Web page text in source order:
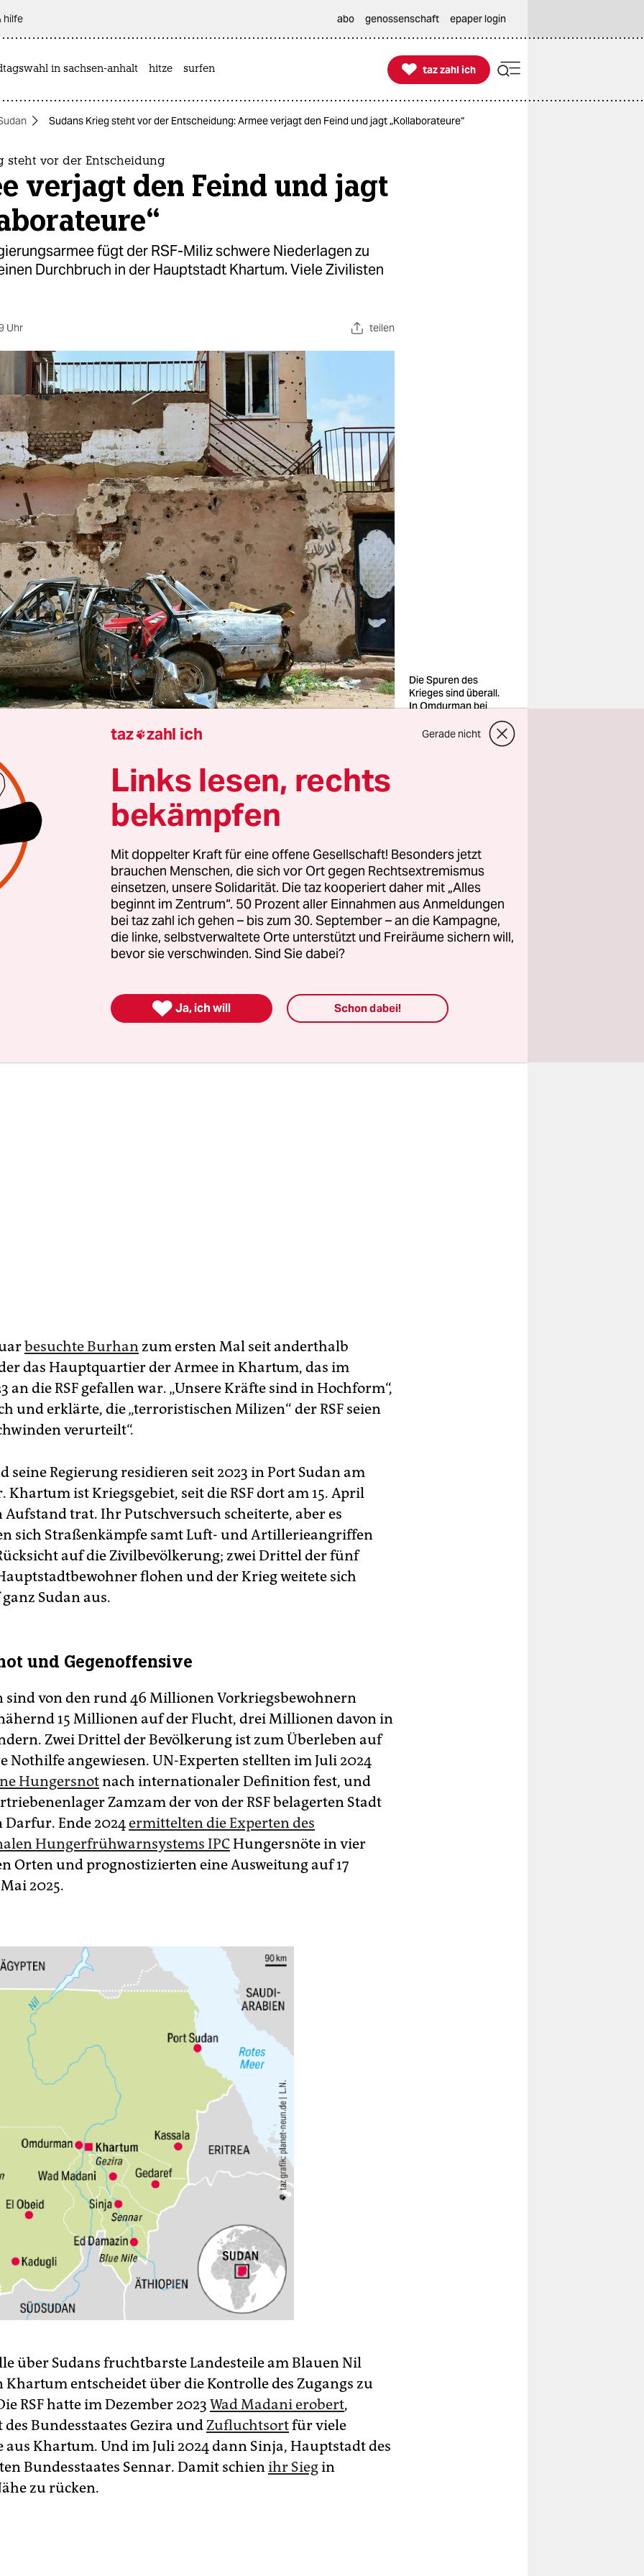
hilfe abo genossenschaft epaper login
in sachsen-anhalt hitze surfen 
taz zahl ich
taz zahl ich
Sudans Krieg steht vor der Entscheidung: Armee verjagt den Feind und jagt „Kollaborateure“
steht vor der Entscheidung
verjagt den Feind und jagt
fügt der RSF-Miliz schwere Niederlagen zu
Durchbruch in der Hauptstadt Khartum. Viele Zivilisten
Uhr teilen
Die Spuren des
Krieges sind überall.
In Omdurman bei
Foto: Mudathir
Dominic Johnson
Jahre nach Beginn desKrieges in Sudan, der die aktuell
und schwerste Hungerkrise der Welt
hat, steht womöglich die Entscheidung bevor.
SAF (Sudanese Armed Forces) von Armee-
General Abdelfattah al-Burhan sind im Begriff, die
Mohamed Hamdan Daglo, genannt Hametti,
aus der Hauptstadt Khartum zurückzudrängen. Gelingt
besuchte Burhan zum ersten Mal seit anderthalb
das Hauptquartier der Armee in Khartum, das im
an die RSF gefallen war. „Unsere Kräfte sind in Hochform“,
und erklärte, die „terroristischen Milizen“ der RSF seien
verurteilt“.
seine Regierung residieren seit 2023 in Port Sudan am
Khartum ist Kriegsgebiet, seit die RSF dort am 15. April
Aufstand trat. Ihr Putschversuch scheiterte, aber es
sich Straßenkämpfe samt Luft- und Artillerieangriffen
auf die Zivilbevölkerung; zwei Drittel der fünf
flohen und der Krieg weitete sich
Sudan aus.
und Gegenoffensive
sind von den rund 46 Millionen Vorkriegsbewohnern
15 Millionen auf der Flucht, drei Millionen davon in
Zwei Drittel der Bevölkerung ist zum Überleben auf
Nothilfe angewiesen. UN-Experten stellten im Juli 2024
Hungersnotnach internationaler Definition fest, und
Zamzam der von der RSF belagerten Stadt
Darfur. Ende 2024ermittelten die Experten des
Hungerfrühwarnsystems IPCHungersnöte in vier
Orten und prognostizierten eine Ausweitung auf 17
2025.
über Sudans fruchtbarste Landesteile am Blauen Nil
Khartum entscheidet über die Kontrolle des Zugangs zu
RSF hatte im Dezember 2023 Wad Madani erobert,
Bundesstaates Gezira undZufluchtsortfür viele
aus Khartum. Und im Juli 2024 dann Sinja, Hauptstadt des
Bundesstaates Sennar. Damit schienihr Siegin
zu rücken.
taz zahl ich Gerade nicht
Links lesen, rechts
bekämpfen
Mit doppelter Kraft für eine offene Gesellschaft! Besonders jetzt
brauchen Menschen, die sich vor Ort gegen Rechtsextremismus
einsetzen, unsere Solidarität. Die taz kooperiert daher mit „Alles
beginnt im Zentrum“. 50 Prozent aller Einnahmen aus Anmeldungen
bei taz zahl ich gehen – bis zum 30. September – an die Kampagne,
die linke, selbstverwaltete Orte unterstützt und Freiräume sichern will,
bevor sie verschwinden. Sind Sie dabei?
 Ja, ich will Schon dabei!